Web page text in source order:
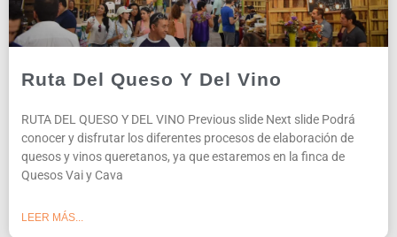
Ruta Del Queso Y Del Vino
RUTA DEL QUESO Y DEL VINO Previous slide Next slide Podrá
conocer y disfrutar los diferentes procesos de elaboración de
quesos y vinos queretanos, ya que estaremos en la finca de
Quesos Vai y Cava
LEER MÁS...